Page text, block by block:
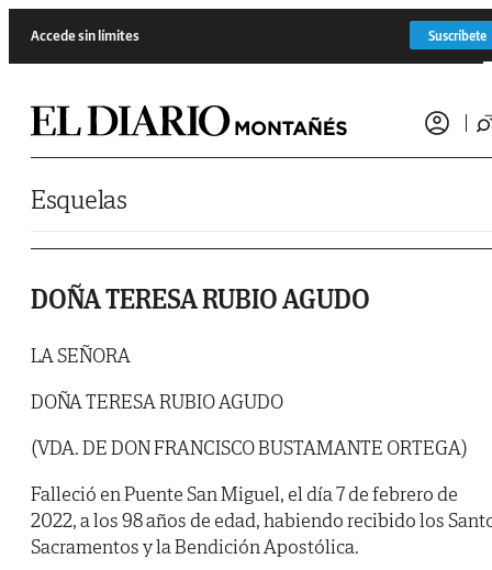
Accede sin límites Suscríbete
Esquelas
DOÑA TERESA RUBIO AGUDO
LA SEÑORA
DOÑA TERESA RUBIO AGUDO
(VDA. DE DON FRANCISCO BUSTAMANTE ORTEGA)
Falleció en Puente San Miguel, el día 7 de febrero de
2022, a los 98 años de edad, habiendo recibido los
Sacramentos y la Bendición Apostólica.